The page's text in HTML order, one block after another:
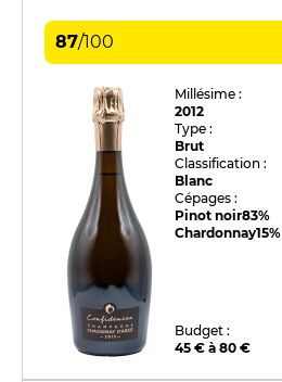
87/100
Millésime :
2012
Type :
Brut
Classification :
Blanc
Cépages :
Pinot noir83%
Chardonnay15%
Budget :
45 € à 80 €